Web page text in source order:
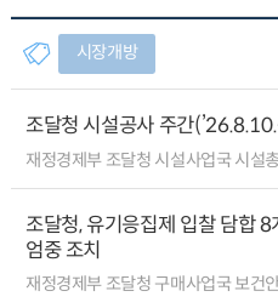
시장개방
조달청 시설공사 주간
재정경제부 조달청 시설사업국 시설
조달청, 유기응집제 입찰 담합
엄중 조치
재정경제부 조달청 구매사업국 보건